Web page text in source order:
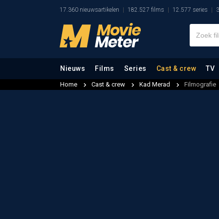
17.360 nieuwsartikelen 182.527 films 12.577 series
Nieuws Films Series Cast & crew TV
Home Cast & crew Kad Merad Filmografie